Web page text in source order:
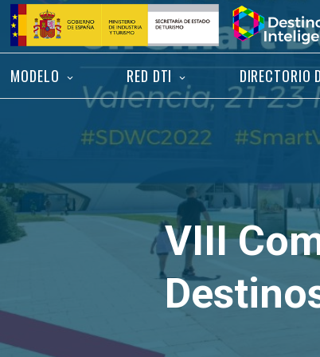
Saltar
contenido
Inicio
MODELO RED DTI DIRECTORIO
VIII